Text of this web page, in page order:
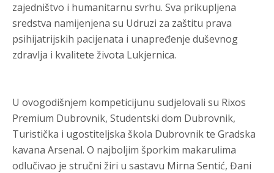
zajedništvo i humanitarnu svrhu. Sva prikupljena
sredstva namijenjena su Udruzi za zaštitu prava
psihijatrijskih pacijenata i unapređenje duševnog
zdravlja i kvalitete života Lukjernica.
U ovogodišnjem kompeticijunu sudjelovali su Rixos
Premium Dubrovnik, Studentski dom Dubrovnik,
Turistička i ugostiteljska škola Dubrovnik te Gradska
kavana Arsenal. O najboljim šporkim makarulima
odlučivao je stručni žiri u sastavu Mirna Sentić, Đani